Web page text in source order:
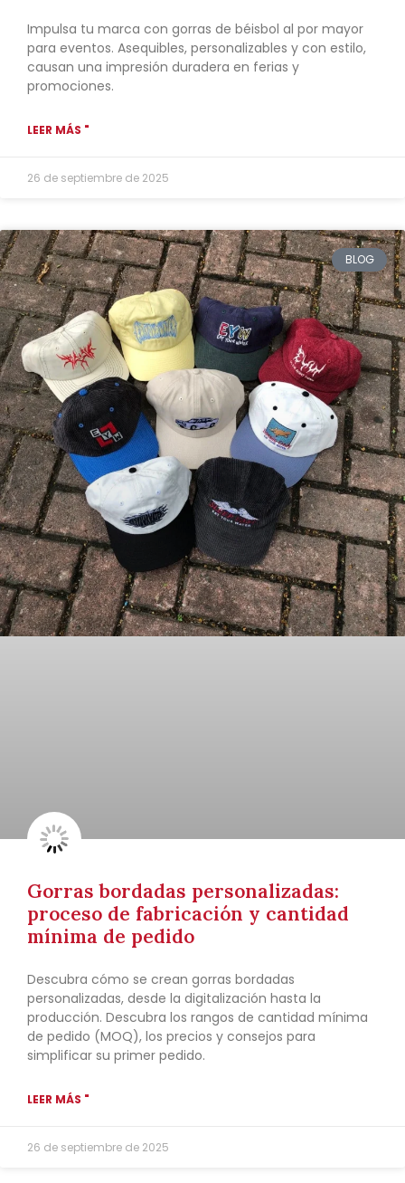
Impulsa tu marca con gorras de béisbol al por mayor
para eventos. Asequibles, personalizables y con estilo,
causan una impresión duradera en ferias y
promociones.
LEER MÁS "
26 de septiembre de 2025
BLOG
Gorras bordadas personalizadas:
proceso de fabricación y cantidad
mínima de pedido
Descubra cómo se crean gorras bordadas
personalizadas, desde la digitalización hasta la
producción. Descubra los rangos de cantidad mínima
de pedido (MOQ), los precios y consejos para
simplificar su primer pedido.
LEER MÁS "
26 de septiembre de 2025